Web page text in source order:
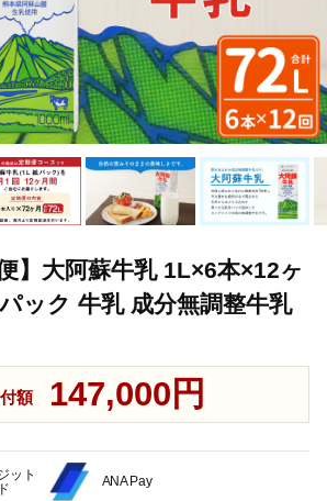
】大阿蘇牛乳 1L×6本×12ヶ
ック 牛乳 成分無調整牛乳
額 147,000円
ット
ANA Pay